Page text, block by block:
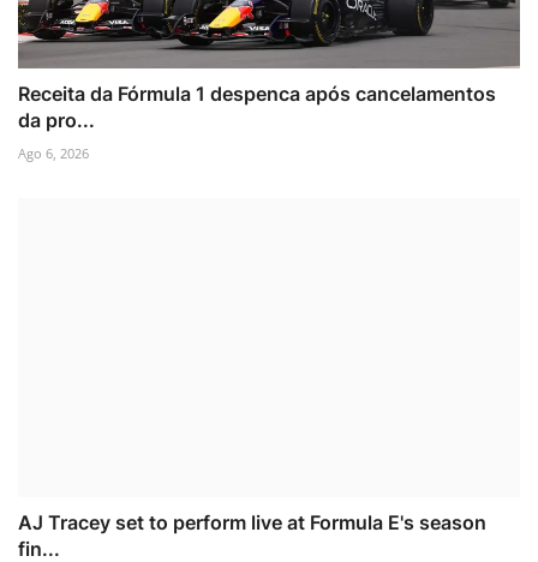
Receita da Fórmula 1 despenca após cancelamentos
da pro...
Ago 6, 2026
AJ Tracey set to perform live at Formula E's season
fin...